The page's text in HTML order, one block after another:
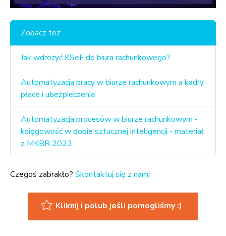
Zobacz też:
Jak wdrożyć KSeF do biura rachunkowego?
Automatyzacja pracy w biurze rachunkowym a kadry,
płace i ubezpieczenia
Automatyzacja procesów w biurze rachunkowym -
księgowość w dobie sztucznej inteligencji - materiał
z MKBR 2023
Czegoś zabrakło? Skontaktuj się z nami
Kliknij i polub jeśli pomogliśmy :)